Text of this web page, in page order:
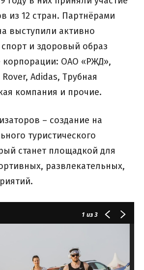
из 12 стран. Партнёрами
выступили активно
и здоровый образ
корпорации: ОАО «РЖД»,
Adidas, Трубная
компания и прочие.
– создание на
туристического
станет площадкой для
развлекательных,
1 из 3